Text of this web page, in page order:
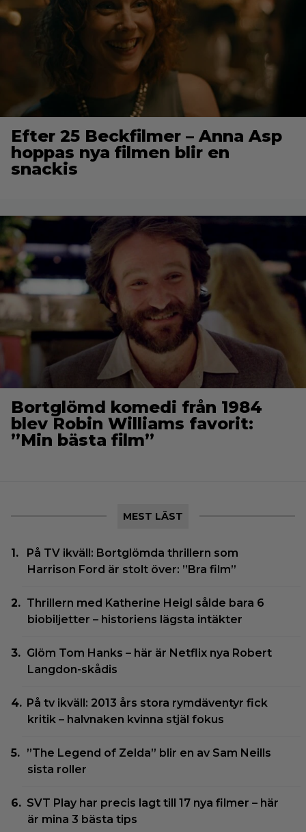
Efter 25 Beckfilmer – Anna Asp
hoppas nya filmen blir en
snackis
Bortglömd komedi från 1984
blev Robin Williams favorit:
”Min bästa film”
MEST LÄST
På TV ikväll: Bortglömda thrillern som
Harrison Ford är stolt över: ”Bra film”
Thrillern med Katherine Heigl sålde bara 6
biobiljetter – historiens lägsta intäkter
Glöm Tom Hanks – här är Netflix nya Robert
Langdon-skådis
På tv ikväll: 2013 års stora rymdäventyr fick
kritik – halvnaken kvinna stjäl fokus
”The Legend of Zelda” blir en av Sam Neills
sista roller
SVT Play har precis lagt till 17 nya filmer – här
är mina 3 bästa tips